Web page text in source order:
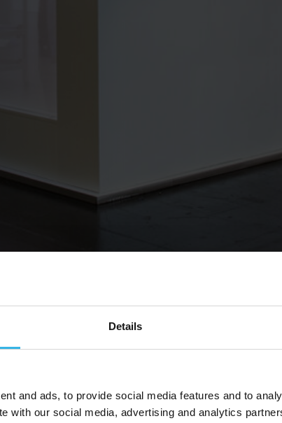
Details
and ads, to provide social media features and to
with our social media, advertising and analytics